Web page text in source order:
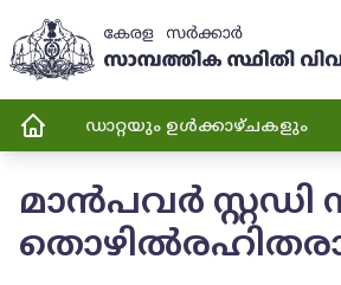
ഡാറ്റയും ഉൾക്കാഴ്ചകളും
മാൻപവർ സ്റ്റഡി